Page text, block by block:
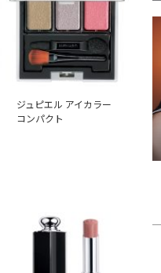
ジュピエル アイカラー
コンパクト